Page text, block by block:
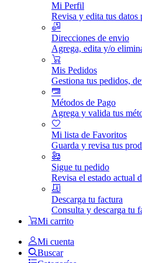
Mi Perfil
Revisa y edita tus datos
Direcciones de envio
Agrega, edita y/o
Mis Pedidos
Gestiona tus pedidos,
Métodos de Pago
Agrega y valida tus
Mi lista de Favoritos
Guarda y revisa tus
Sigue tu pedido
Revisa el estado actual
Descarga tu factura
Consulta y descarga tu
Mi carrito
Mi cuenta
Buscar